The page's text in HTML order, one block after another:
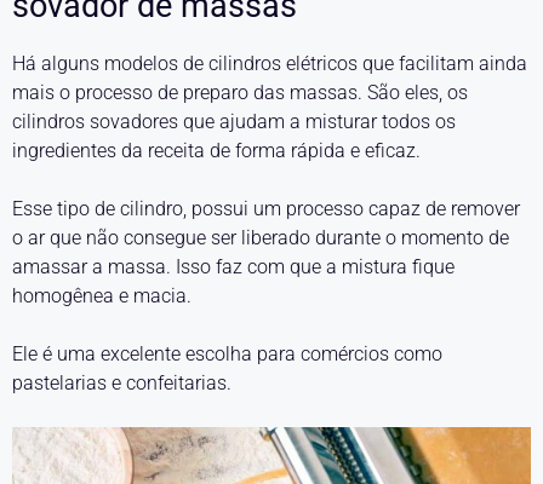
Há alguns modelos de cilindros elétricos que facilitam ainda
mais o processo de preparo das massas. São eles, os
cilindros sovadores que ajudam a misturar todos os
ingredientes da receita de forma rápida e eficaz.
Esse tipo de cilindro, possui um processo capaz de remover
o ar que não consegue ser liberado durante o momento de
amassar a massa. Isso faz com que a mistura fique
homogênea e macia.
Ele é uma excelente escolha para comércios como
pastelarias e confeitarias.